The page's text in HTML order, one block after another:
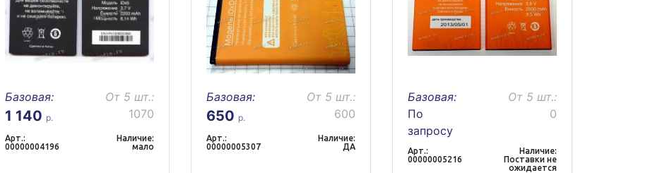
Базовая:
1 140 р.
От 5 шт.:
1070
Арт.:
00000004196
Наличие:
мало
Базовая:
650 р.
От 5 шт.:
600
Арт.:
00000005307
Наличие:
ДА
Базовая:
По
запросу
От 5 шт.:
0
Арт.:
00000005216
Наличие:
Поставки не
ожидается